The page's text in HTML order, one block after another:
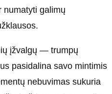
numatyti galimų
įžvalgų — trumpų
pasidalina savo mintimis
nebuvimas sukuria